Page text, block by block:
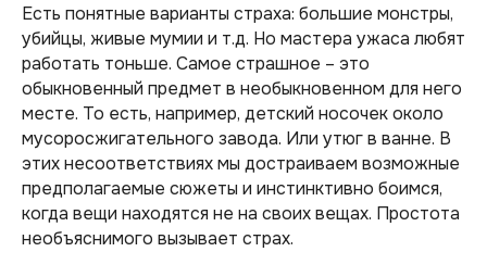
Есть понятные варианты страха: большие монстры,
убийцы, живые мумии и т.д. Но мастера ужаса любят
работать тоньше. Самое страшное – это
обыкновенный предмет в необыкновенном для него
месте. То есть, например, детский носочек около
мусоросжигательного завода. Или утюг в ванне. В
этих несоответствиях мы достраиваем возможные
предполагаемые сюжеты и инстинктивно боимся,
когда вещи находятся не на своих вещах. Простота
необъяснимого вызывает страх.